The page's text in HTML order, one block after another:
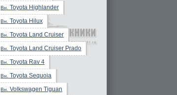
Вн. Toyota Highlander
Вн. Toyota Hilux
Вн. Toyota Land Cruiser
Вн. Toyota Land Cruiser Prado
Вн. Toyota Rav 4
Вн. Toyota Sequoia
Вн. Volkswagen Tiguan